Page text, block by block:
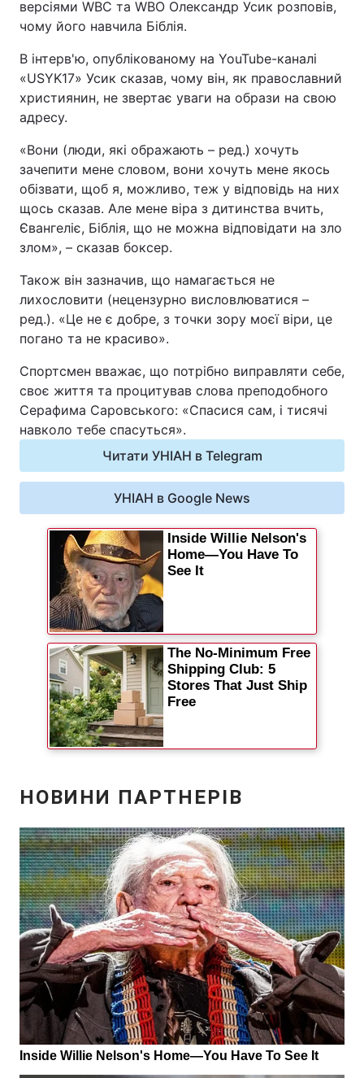
Київ
Дніпро Харків
Одеса
Спорт Наука
Техно і зв'язок Лайт
Зброя
Здоров'я Туризм
Цікавинки
Відео з Youtube Статті
Інтерв'ю
Архів Вакансії
Контакти
ПОСЛУГИ
Реклама на сайті
Моніторинг Пресцентр
версіями WBC та WBO Олександр Усик розповів,
чому його навчила Біблія.
В інтерв'ю, опублікованому на YouTube-каналі
«USYK17» Усик сказав, чому він, як православний
християнин, не звертає уваги на образи на свою
адресу.
«Вони (люди, які ображають – ред.) хочуть
зачепити мене словом, вони хочуть мене якось
обізвати, щоб я, можливо, теж у відповідь на них
щось сказав. Але мене віра з дитинства вчить,
Євангеліє, Біблія, що не можна відповідати на зло
злом», – сказав боксер.
Також він зазначив, що намагається не
лихословити (нецензурно висловлюватися –
ред.). «Це не є добре, з точки зору моєї віри, це
погано та не красиво».
Спортсмен вважає, що потрібно виправляти себе,
своє життя та процитував слова преподобного
Серафима Саровського: «Спасися сам, і тисячі
навколо тебе спасуться».
Читати УНІАН в Telegram
УНІАН в Google News